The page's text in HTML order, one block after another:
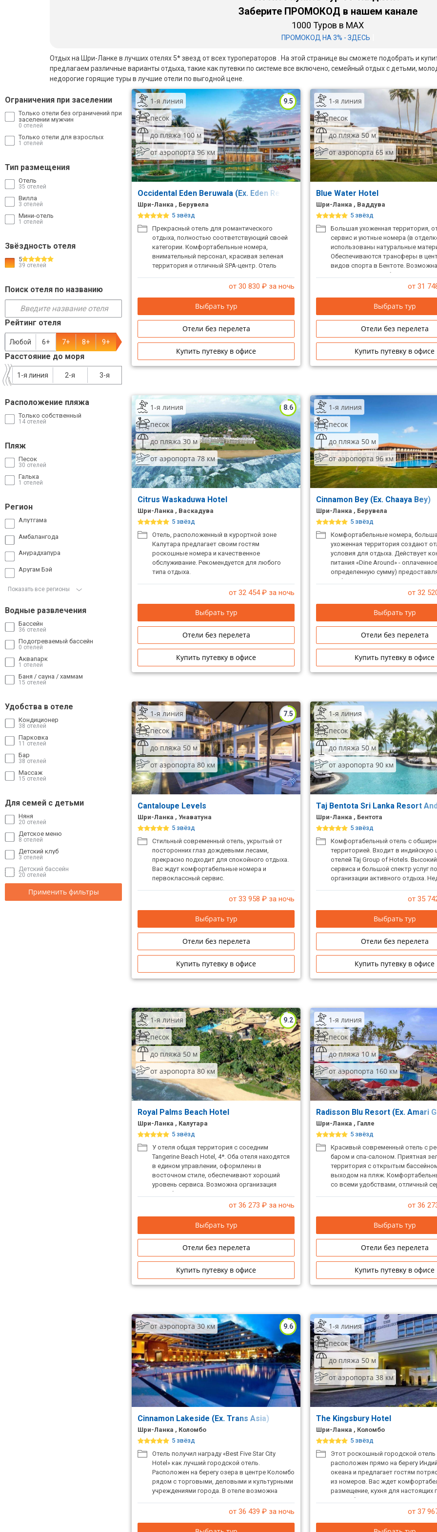
Заберите ПРОМОКОД в нашем канале
1000 Туров в MAX
ПРОМОКОД НА 3% - ЗДЕСЬ
Отдых на Шри-Ланке в лучших отелях 5* звезд от всех туроператоров . На этой странице вы сможете подобрать и
предлагаем различные варианты отдыха, такие как путевки по системе все включено, семейный отдых с детьми,
недорогие горящие туры в лучшие отели по выгодной цене.
Ограничения при заселении
Только отели без ограничений при
заселении мужчин
0 отелей
Только отели для взрослых
1 отелей
Тип размещения
Отель
35 отелей
Вилла
3 отелей
Мини-отель
1 отелей
Звёздность отеля
5
39 отелей
Поиск отеля по названию
Рейтинг отеля
Любой 6+ 7+ 8+ 9+
Расстояние до моря
3-я
2-я
1-я линия
Расположение пляжа
Только собственный
14 отелей
Пляж
Песок
30 отелей
Галька
1 отелей
Регион
Алутгама
Амбалангода
Анурадхапура
Аругам Бэй
Показать все регионы
Водные развлечения
Бассейн
36 отелей
Подогреваемый бассейн
0 отелей
Аквапарк
1 отелей
Баня / сауна / хаммам
15 отелей
Удобства в отеле
Кондиционер
38 отелей
Парковка
11 отелей
Бар
38 отелей
Массаж
15 отелей
Для семей с детьми
Няня
20 отелей
Детское меню
8 отелей
Детский клуб
3 отелей
Детский бассейн
20 отелей
Применить фильтры
9.5
1-я линия
песок
до пляжа 100 м
от аэропорта 96 км
Occidental Eden Beruwala (Ex. Eden Resort & Spa)
Шри-Ланка , Берувела
5 звёзд
Прекрасный отель для романтического
отдыха, полностью соответствующий своей
категории. Комфортабельные номера,
внимательный персонал, красивая зеленая
территория и отличный SPA-центр. Отель
это не влияет на чистоту морской воды в
защите и выращиванию черепах, мини-зоосад,
фабрика масок, центр водных видов спорта
(обеспечивается трансфер). Возможна
организация свадебных церемоний.
от 30 830 ₽ за ночь
Выбрать тур
Отели без перелета
Купить путевку в офисе
1-я линия
песок
до пляжа 50 м
от аэропорта 65 км
Blue Water Hotel
Шри-Ланка , Ваддува
5 звёзд
Большая ухоженная территория,
сервис и уютные номера (в
использованы натуральные
Обеспечиваются трансферы в
видов спорта в Бентоте. Возможна
организация свадебных церемоний.
от 31
Выбрать тур
Отели без перелета
Купить путевку в офисе
8.6
1-я линия
песок
до пляжа 30 м
от аэропорта 78 км
Citrus Waskaduwa Hotel
Шри-Ланка , Васкадува
5 звёзд
Отель, расположенный в курортной зоне
Калутара предлагает своим гостям
роскошные номера и качественное
обслуживание. Рекомендуется для любого
типа отдыха.
от 32 454₽ за ночь
Выбрать тур
Отели без перелета
Купить путевку в офисе
1-я линия
песок
до пляжа 50 м
от аэропорта 96 км
Cinnamon Bey (Ex. Chaaya Bey)
Шри-Ланка , Берувела
5 звёзд
Комфортабельные номера,
ухоженная территория создают
условия для отдыха. Действует
питания «Dine Around» -
определенную сумму)
выбор в нескольких ресторанах.
организация свадебных от 32
Выбрать тур
Отели без перелета
Купить путевку в офисе
7.5
1-я линия
песок
до пляжа 50 м
от аэропорта 80 км
Cantaloupe Levels
Шри-Ланка , Унаватуна
5 звёзд
Стильный современный отель, укрытый от
посторонних глаз дождевыми лесами,
прекрасно подходит для спокойного отдыха.
Вас ждут комфортабельные номера и
первоклассный сервис.
от 33 958 ₽ за ночь
Выбрать тур
Отели без перелета
Купить путевку в офисе
1-я линия
песок
до пляжа 50 м
от аэропорта 90 км
Taj Bentota Sri Lanka Resort
Шри-Ланка , Бентота
5 звёзд
Комфортабельный отель с
территорией. Входит в индийскую
отелей Taj Group of Hotels.
сервиса и большой спектр услуг по
организации активного отдыха.
спортклуб. Возможна
от 35
Выбрать тур
Отели без перелета
Купить путевку в офисе
9.2
1-я линия
песок
до пляжа 50 м
от аэропорта 80 км
Royal Palms Beach Hotel
Шри-Ланка , Калутара
5 звёзд
У отеля общая территория с соседним
Tangerine Beach Hotel, 4*. Оба отеля находятся
в едином управлении, оформлены в
восточном стиле, обеспечивают хороший
уровень сервиса. Возможна организация
свадебных церемоний.
от 36 273 ₽ за ночь
Выбрать тур
Отели без перелета
Купить путевку в офисе
1-я линия
песок
до пляжа 10 м
от аэропорта 160 км
Radisson Blu Resort (Ex. Amari
Шри-Ланка , Галле
5 звёзд
Красивый современный отель с
баром и спа-салоном. Приятная
территория с открытым
выходом на пляж.
со всеми удобствами, отличный
от 36
Выбрать тур
Отели без перелета
Купить путевку в офисе
9.6
от аэропорта 30 км
Cinnamon Lakeside (Ex. Trans Asia)
Шри-Ланка , Коломбо
5 звёзд
Отель получил награду «Best Five Star City
Hotel» как лучший городской отель.
Расположен на берегу озера в центре Коломбо
рядом с торговыми, деловыми и культурными
учреждениями города. В отеле возможна
организация свадебных церемоний.
Рекомендуем для проживания в рамках
от 36 439 ₽ за ночь
1-я линия
песок
до пляжа 50 м
от аэропорта 38 км
The Kingsbury Hotel
Шри-Ланка , Коломбо
5 звёзд
Этот роскошный городской отель
расположен прямо на берегу
океана и предлагает гостям
из номеров. Вас ждет
размещение, кухня для настоящих
расслабляющие спа-процедуры.
от 37
Северный Гоа
Занзибар
Абхазия
VIP отели 5 звезд
ТОП 10 недорогих отелей
Лучшие отели 4* звезды
Недорогие отели 4*
звезды
Лучшие отели 3* звезды
Недорогие отели 3*
Сетевые отели Таиланда
Сетевые отели Шри Ланки
Сетевые отели Вьетнама
Сетевые отели Мальдив
Сетевые отели Бали
Сетевые отели Сейшел
Сетевые отели Маврикия